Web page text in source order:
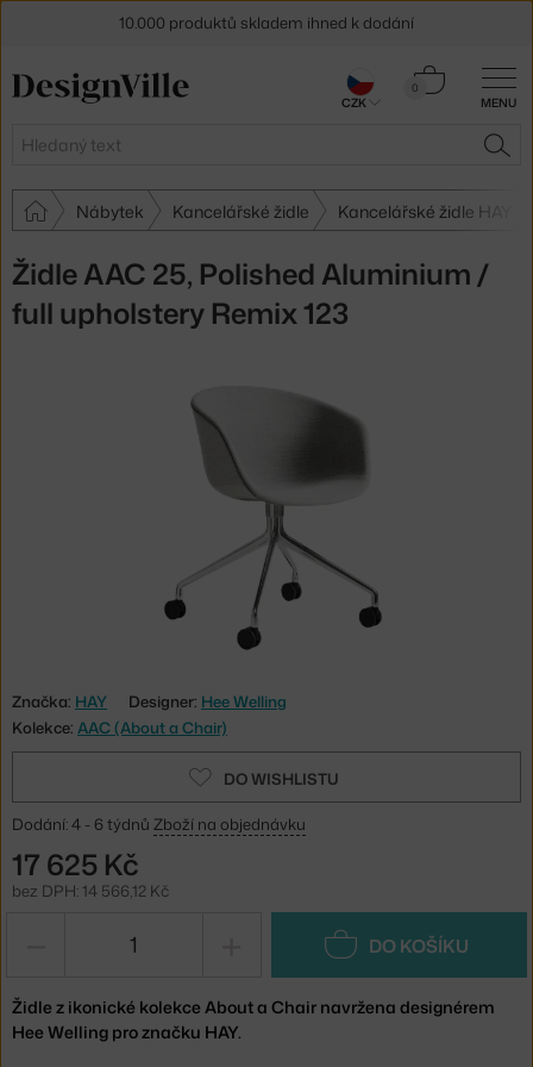
MENU
Hledat
0
Košík
Nábytek Kancelářské židle Kancelářské židle HAY
Židle AAC 25, Polished Aluminium /
full upholstery Remix 123
Značka: HAY Designer: Hee Welling
Kolekce: AAC (About a Chair)
DO WISHLISTU
Dodání: 4 - 6 týdnů Zboží na objednávku
17 625 Kč
bez DPH: 14 566,12 Kč
DO KOŠÍKU
Židle z ikonické kolekce About a Chair navržena designérem
Hee Welling pro značku HAY.
10.000 produktů skladem ihned k dodání
Sleva 5 % pro odběratele
CZK